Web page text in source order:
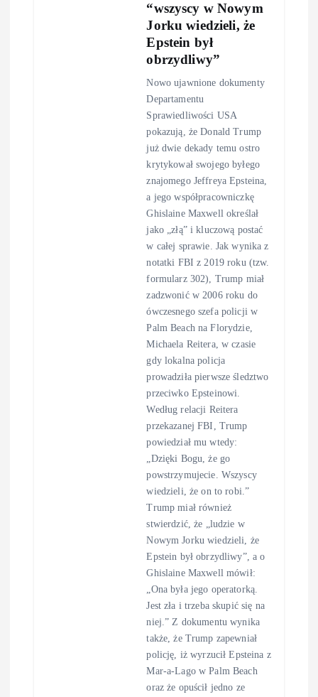
“wszyscy w Nowym
Jorku wiedzieli, że
Epstein był
obrzydliwy”
Nowo ujawnione dokumenty
Departamentu
Sprawiedliwości USA
pokazują, że Donald Trump
już dwie dekady temu ostro
krytykował swojego byłego
znajomego Jeffreya Epsteina,
a jego współpracowniczkę
Ghislaine Maxwell określał
jako „złą” i kluczową postać
w całej sprawie. Jak wynika z
notatki FBI z 2019 roku (tzw.
formularz 302), Trump miał
zadzwonić w 2006 roku do
ówczesnego szefa policji w
Palm Beach na Florydzie,
Michaela Reitera, w czasie
gdy lokalna policja
prowadziła pierwsze śledztwo
przeciwko Epsteinowi.
Według relacji Reitera
przekazanej FBI, Trump
powiedział mu wtedy:
„Dzięki Bogu, że go
powstrzymujecie. Wszyscy
wiedzieli, że on to robi.”
Trump miał również
stwierdzić, że „ludzie w
Nowym Jorku wiedzieli, że
Epstein był obrzydliwy”, a o
Ghislaine Maxwell mówił:
„Ona była jego operatorką.
Jest zła i trzeba skupić się na
niej.” Z dokumentu wynika
także, że Trump zapewniał
policję, iż wyrzucił Epsteina z
Mar-a-Lago w Palm Beach
oraz że opuścił jedno ze